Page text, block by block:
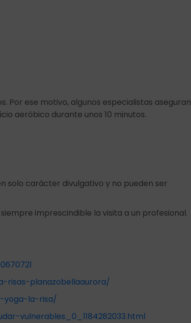
Por ese motivo, algunos especialistas aseguran
aeróbico durante unos 10 minutos.
solo carácter divulgativo y no pueden ser
imprescindible la visita a un profesional.
risas-planazobellaaurora/
yoga-la-risa/
vulnerables_0_1184282033.html